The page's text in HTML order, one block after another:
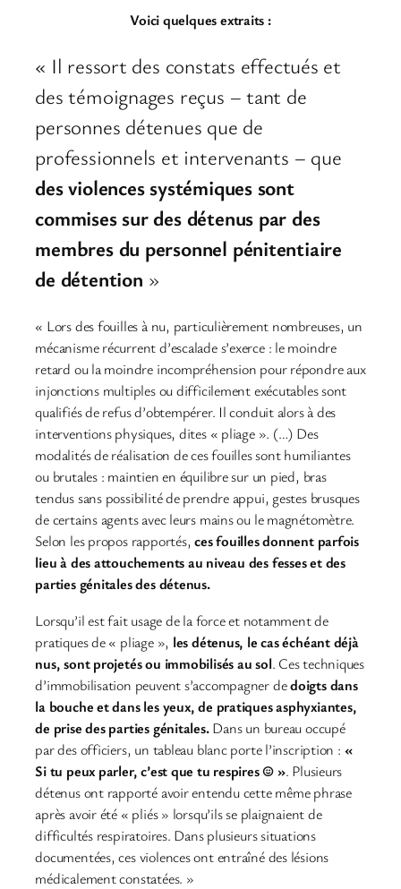
Voici quelques extraits :
« Il ressort des constats effectués et
des témoignages reçus – tant de
personnes détenues que de
professionnels et intervenants – que
des violences systémiques sont
commises sur des détenus par des
membres du personnel pénitentiaire
de détention »
« Lors des fouilles à nu, particulièrement nombreuses, un
mécanisme récurrent d’escalade s’exerce : le moindre
retard ou la moindre incompréhension pour répondre aux
injonctions multiples ou difficilement exécutables sont
qualifiés de refus d’obtempérer. Il conduit alors à des
interventions physiques, dites « pliage ». (…) Des
modalités de réalisation de ces fouilles sont humiliantes
ou brutales : maintien en équilibre sur un pied, bras
tendus sans possibilité de prendre appui, gestes brusques
de certains agents avec leurs mains ou le magnétomètre.
Selon les propos rapportés,ces fouilles donnent parfois
lieu à des attouchements au niveau des fesses et des
parties génitales des détenus.
Lorsqu’il est fait usage de la force et notamment de
pratiques de « pliage », les détenus, le cas échéant déjà
nus, sont projetés ou immobilisés au sol. Ces techniques
d’immobilisation peuvent s’accompagner dedoigts dans
la bouche et dans les yeux, de pratiques asphyxiantes,
de prise des parties génitales.Dans un bureau occupé
par des officiers, un tableau blanc porte l’inscription : «
Si tu peux parler, c’est que tu respires ☺ ». Plusieurs
détenus ont rapporté avoir entendu cette même phrase
après avoir été « pliés » lorsqu’ils se plaignaient de
difficultés respiratoires. Dans plusieurs situations
documentées, ces violences ont entraîné des lésions
médicalement constatées. »